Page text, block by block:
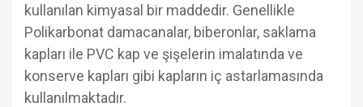
kullanılan kimyasal bir maddedir. Genellikle
Polikarbonat damacanalar, biberonlar, saklama
kapları ile PVC kap ve şişelerin imalatında ve
konserve kapları gibi kapların iç astarlamasında
kullanılmaktadır.